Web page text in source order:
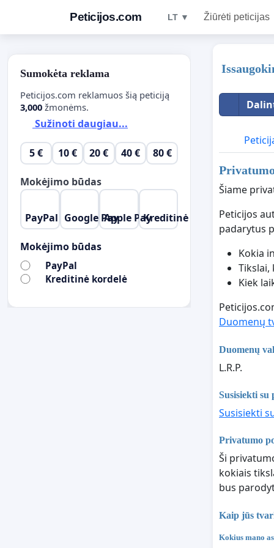
Peticijos.com LT ▼ Žiūrėti peticijas
Šiame
Peticijos
padarytus
Kokia
Tikslai,
Kiek
Duomenų
Duomenų
L.R.P.
Susisiekti su
Susisiekti
Privatumo
Ši
kokiais
bus
Kaip jūs
Kokius mano
Sumokėta reklama
Peticijos.com reklamuos šią peticiją
3,000 žmonėms.
Sužinoti daugiau...
5 € 10 € 20 € 40 € 80 €
Mokėjimo būdas
PayPal Google PayApple PayKreditinė kordelė
Mokėjimo būdas
PayPal
Kreditinė kordelė